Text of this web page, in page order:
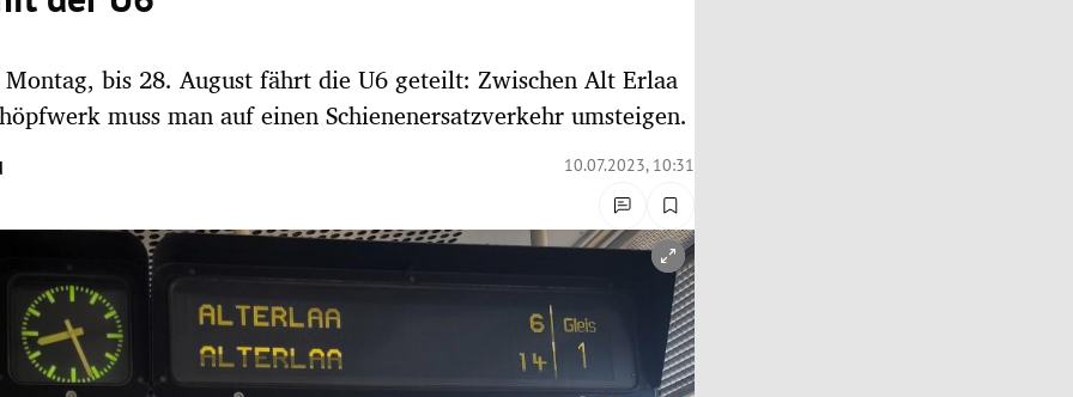
bis 28. August fährt die U6 geteilt: Zwischen Alt Erlaa
muss man auf einen Schienenersatzverkehr umsteigen.
10.07.2023, 10:31
öffnen/schließen